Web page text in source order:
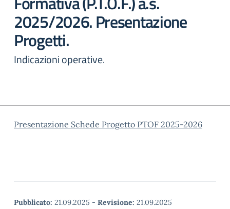
2025/2026. Presentazione
Progetti.
Indicazioni operative.
Presentazione Schede Progetto PTOF 2025-2026
Pubblicato: 21.09.2025 - Revisione: 21.09.2025